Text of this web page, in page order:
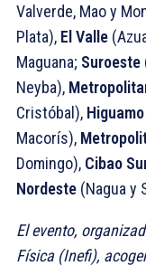
Valverde, Mao y
Plata), El Valle
Maguana; Suroeste
Neyba),
Cristóbal), Higuamo
Macorís),
Domingo), Cibao
Nordeste (Nagua y
El evento,
Física (Inefi),